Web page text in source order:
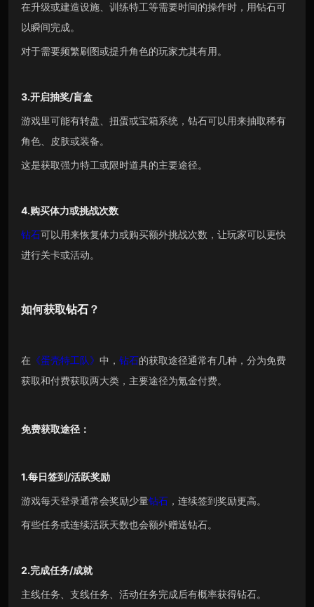
在升级或建造设施、训练特工等需要时间的操作时，用钻石可
以瞬间完成。
对于需要频繁刷图或提升角色的玩家尤其有用。
3.开启抽奖/盲盒
游戏里可能有转盘、扭蛋或宝箱系统，钻石可以用来抽取稀有
角色、皮肤或装备。
这是获取强力特工或限时道具的主要途径。
4.购买体力或挑战次数
钻石可以用来恢复体力或购买额外挑战次数，让玩家可以更快
进行关卡或活动。
如何获取钻石？
在《蛋壳特工队》 中， 钻石的获取途径通常有几种，分为免费
获取和付费获取两大类，主要途径为氪金付费。
免费获取途径：
1.每日签到/活跃奖励
游戏每天登录通常会奖励少量钻石，连续签到奖励更高。
有些任务或连续活跃天数也会额外赠送钻石。
2.完成任务/成就
主线任务、支线任务、活动任务完成后有概率获得钻石。